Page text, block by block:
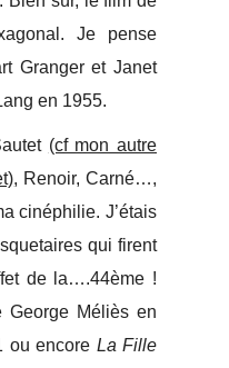
Je pense
Granger et Janet
en 1955.
(cf mon autre
, Renoir, Carné…,
cinéphilie. J’étais
qui firent
de la….44ème !
George Méliès en
ou encore La Fille